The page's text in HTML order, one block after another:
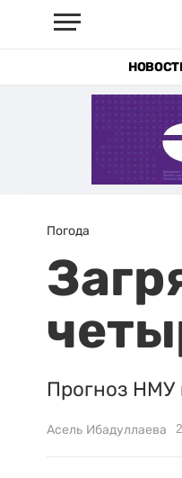
Погода
Прогноз НМУ
Асель Ибадуллаева